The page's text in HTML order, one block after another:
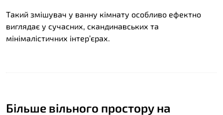
Такий змішувач у ванну кімнату особливо ефектно
виглядає у сучасних, скандинавських та
мінімалістичних інтер’єрах.
Більше вільного простору на